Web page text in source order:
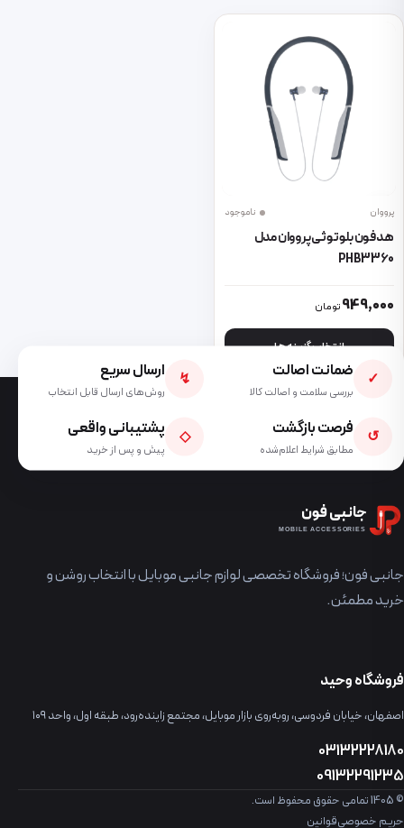
پرووان ناموجود
هدفون بلوتوثی پرووان مدل
PHB3360
949,000تومان
انتخاب گزینه ها
این محصول دارای انواع مختلفی می باشد. گزینه ها ممکن است در
✓ ضمانت اصالت
بررسی سلامت و اصالت کالا
↯ ارسال سریع
روش‌های ارسال قابل انتخاب
↺ فرصت بازگشت
مطابق شرایط اعلام‌شده
◇ پشتیبانی واقعی
پیش و پس از خرید
جانبی فون
MOBILE ACCESSORIES
جانبی فون؛ فروشگاه تخصصی لوازم جانبی موبایل با انتخاب روشن و
خرید مطمئن.
فروشگاه وحید
اصفهان، خیابان فردوسی، روبه‌روی بازار موبایل، مجتمع زاینده‌رود، طبقه اول، واحد ۱۰۹
03132228180
09132291235
© 1405 تمامی حقوق محفوظ است.
حریم خصوصیقوانین